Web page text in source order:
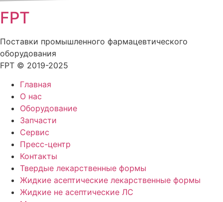
FPT
Поставки промышленного фармацевтического
оборудования
FPT © 2019-2025
Главная
О нас
Оборудование
Запчасти
Сервис
Пресс-центр
Контакты
Твердые лекарственные формы
Жидкие асептические лекарственные формы
Жидкие не асептические ЛС